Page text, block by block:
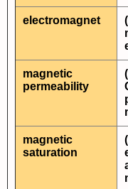
electromagnet
magnetic
permeability
magnetic
saturation